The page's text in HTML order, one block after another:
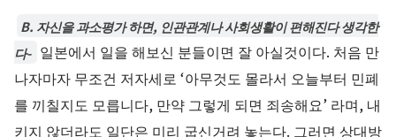
B. 자신을 과소평가 하면, 인관관계나 사회생활이 편해진다 생각한
다- 일본에서 일을 해보신 분들이면 잘 아실것이다. 처음 만
나자마자 무조건 저자세로 ‘아무것도 몰라서 오늘부터 민폐
를 끼칠지도 모릅니다, 만약 그렇게 되면 죄송해요’ 라며, 내
키지 않더라도 일단은 미리 굽신거려 놓는다. 그러면 상대방